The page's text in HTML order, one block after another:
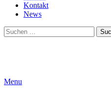
Kontakt
News
Suchen
nach:
Menu